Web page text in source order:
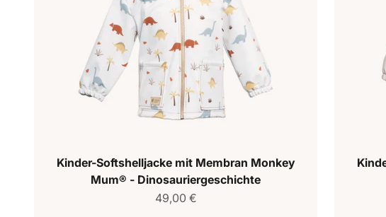
Kinder-Softshelljacke mit Membran Monkey
Mum® - Dinosauriergeschichte
Verkaufspreis
49,00 €